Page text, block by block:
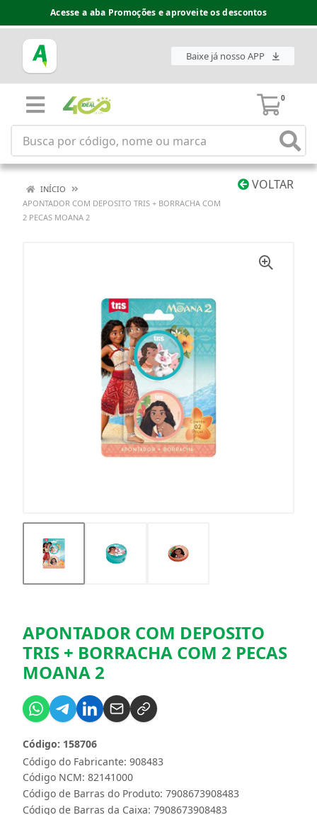
Acesse a aba Promoções e aproveite os descontos
Baixe já nosso APP
0
VOLTAR
INÍCIO
APONTADOR COM DEPOSITO TRIS + BORRACHA COM
2 PECAS MOANA 2
APONTADOR COM DEPOSITO
TRIS + BORRACHA COM 2 PECAS
MOANA 2
Código do Fabricante: 908483
Código: 158706
Código NCM: 82141000
Código de Barras do Produto: 7908673908483
Código de Barras da Caixa: 7908673908483